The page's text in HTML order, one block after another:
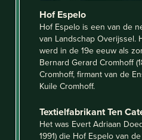
Hof Espelo
Hof Espelo is een van de
van Landschap Overijssel.
werd in de 19e eeuw als
Bernard Gerard Cromhoff
Cromhoff, firmant van de
Kuile Cromhoff.
Textielfabrikant Ten
Het was Evert Adriaan
1991) die Hof Espelo van